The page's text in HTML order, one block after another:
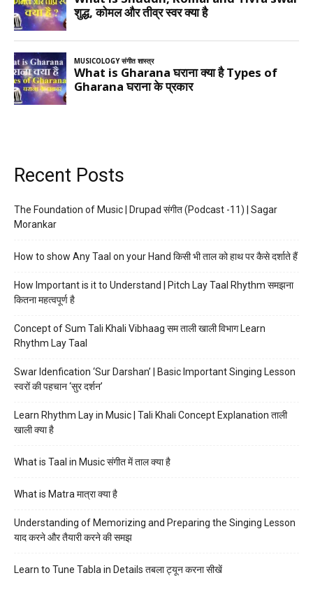
Recent Posts
The Foundation of Music | Drupad संगीत (Podcast -11) | Sagar
Morankar
How to show Any Taal on your Hand किसी भी ताल को हाथ पर कैसे दर्शाते हैं
How Important is it to Understand | Pitch Lay Taal Rhythm समझना
कितना महत्वपूर्ण है
Concept of Sum Tali Khali Vibhaag सम ताली खाली विभाग Learn
Rhythm Lay Taal
Swar Idenfication ‘Sur Darshan’ | Basic Important Singing Lesson
स्वरों की पहचान ‘सुर दर्शन’
Learn Rhythm Lay in Music | Tali Khali Concept Explanation ताली
खाली क्या है
What is Taal in Music संगीत में ताल क्या है
What is Matra मात्रा क्या है
Understanding of Memorizing and Preparing the Singing Lesson
याद करने और तैयारी करने की समझ
Learn to Tune Tabla in Details तबला ट्यून करना सीखें